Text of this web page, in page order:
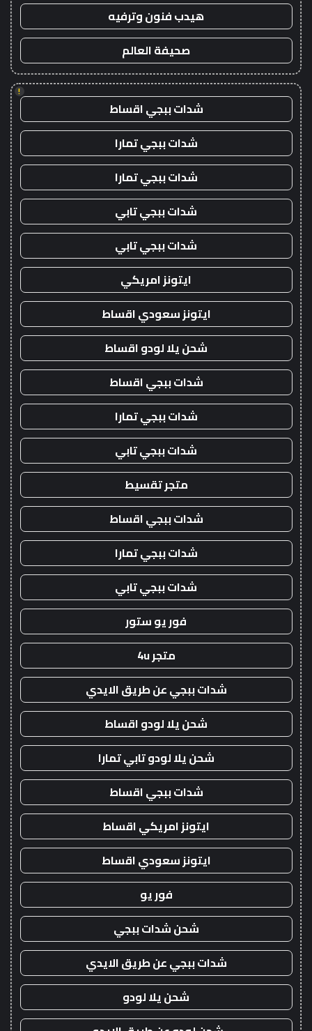
هيدب فنون وترفيه
صحيفة العالم
!
شدات ببجي اقساط
شدات ببجي تمارا
شدات ببجي تمارا
شدات ببجي تابي
شدات ببجي تابي
ايتونز امريكي
ايتونز سعودي اقساط
شحن يلا لودو اقساط
شدات ببجي اقساط
شدات ببجي تمارا
شدات ببجي تابي
متجر تقسيط
شدات ببجي اقساط
شدات ببجي تمارا
شدات ببجي تابي
فور يو ستور
متجر 4u
شدات ببجي عن طريق الايدي
شحن يلا لودو اقساط
شحن يلا لودو تابي تمارا
شدات ببجي اقساط
ايتونز امريكي اقساط
ايتونز سعودي اقساط
فور يو
شحن شدات ببجي
شدات ببجي عن طريق الايدي
شحن يلا لودو